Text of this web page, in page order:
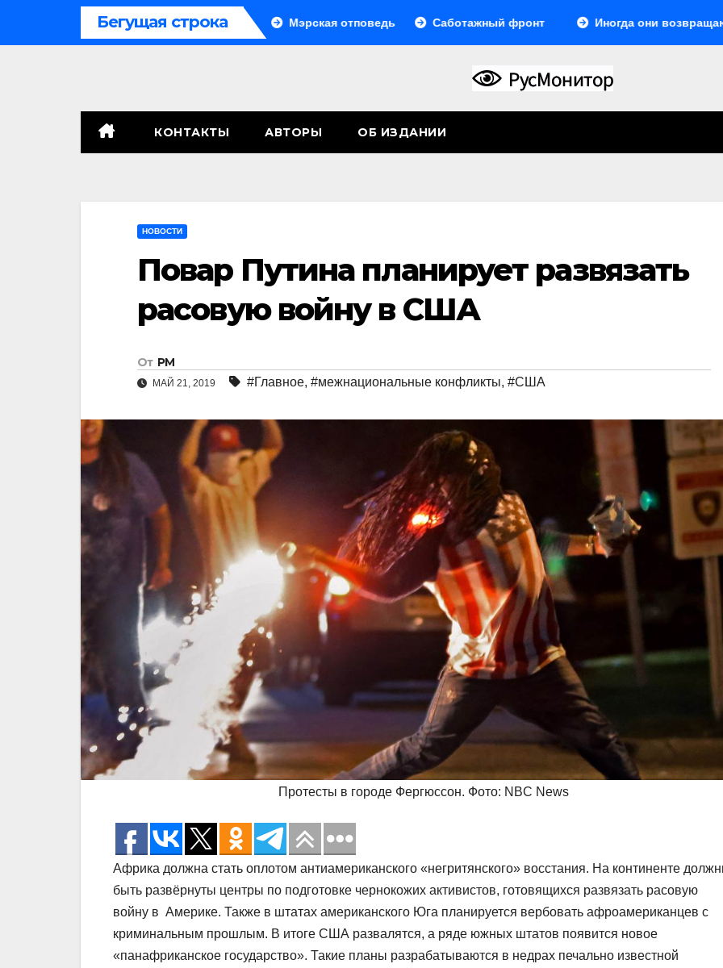
Бегущая строка
Система больше не монолитна Мэрская отповедь Саботажный фронт Иногда они возвращаются…
КОНТАКТЫ АВТОРЫ ОБ ИЗДАНИИ
НОВОСТИ
Повар Путина планирует развязать
расовую войну в США
От РМ
МАЙ 21, 2019 #Главное, #межнациональные конфликты, #США
Протесты в городе Фергюссон. Фото: NBC News
Африка должна стать оплотом антиамериканского «негритянского» восстания. На континенте
быть развёрнуты центры по подготовке чернокожих активистов, готовящихся развязать расовую
войну в Америке. Также в штатах американского Юга планируется вербовать афроамериканцев с
криминальным прошлым. В итоге США развалятся, а ряде южных штатов появится новое
«панафриканское государство». Такие планы разрабатываются в недрах печально известной